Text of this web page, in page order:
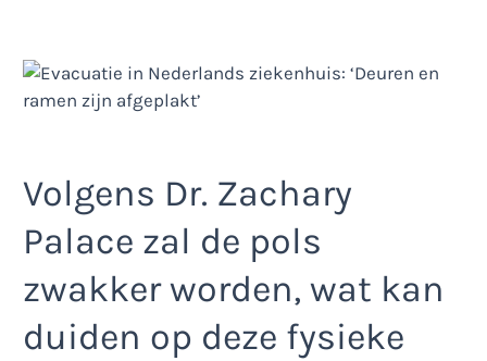
Volgens Dr. Zachary
Palace zal de pols
zwakker worden, wat kan
duiden op deze fysieke